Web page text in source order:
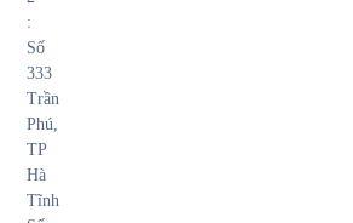
:
Số
333
Trần
Phú,
TP
Hà
Tĩnh